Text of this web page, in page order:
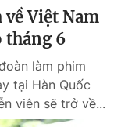
về Việt Nam
tháng 6
làm phim
tại Hàn Quốc
viên sẽ trở về...